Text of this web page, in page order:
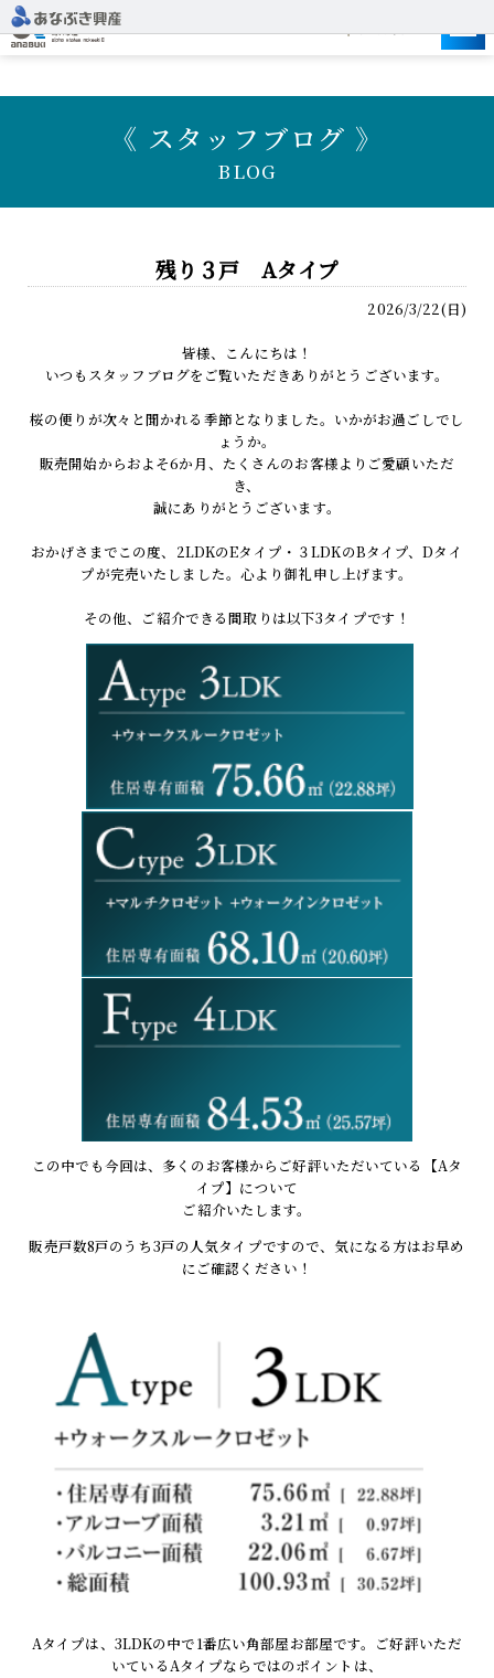
《 スタッフブログ 》
BLOG
残り３戸 Aタイプ
2026/3/22(日)
皆様、こんにちは！
いつもスタッフブログをご覧いただきありがとうございます。
桜の便りが次々と聞かれる季節となりました。いかがお過ごしでし
ょうか。
販売開始からおよそ6か月、たくさんのお客様よりご愛顧いただ
き、
誠にありがとうございます。
おかげさまでこの度、2LDKのEタイプ・３LDKのBタイプ、Dタイ
プが完売いたしました。心より御礼申し上げます。
その他、ご紹介できる間取りは以下3タイプです！
この中でも今回は、多くのお客様からご好評いただいている【Aタ
イプ】について
ご紹介いたします。
販売戸数8戸のうち3戸の人気タイプですので、気になる方はお早め
にご確認ください！
Aタイプは、3LDKの中で1番広い角部屋お部屋です。ご好評いただ
いているAタイプならではのポイントは、